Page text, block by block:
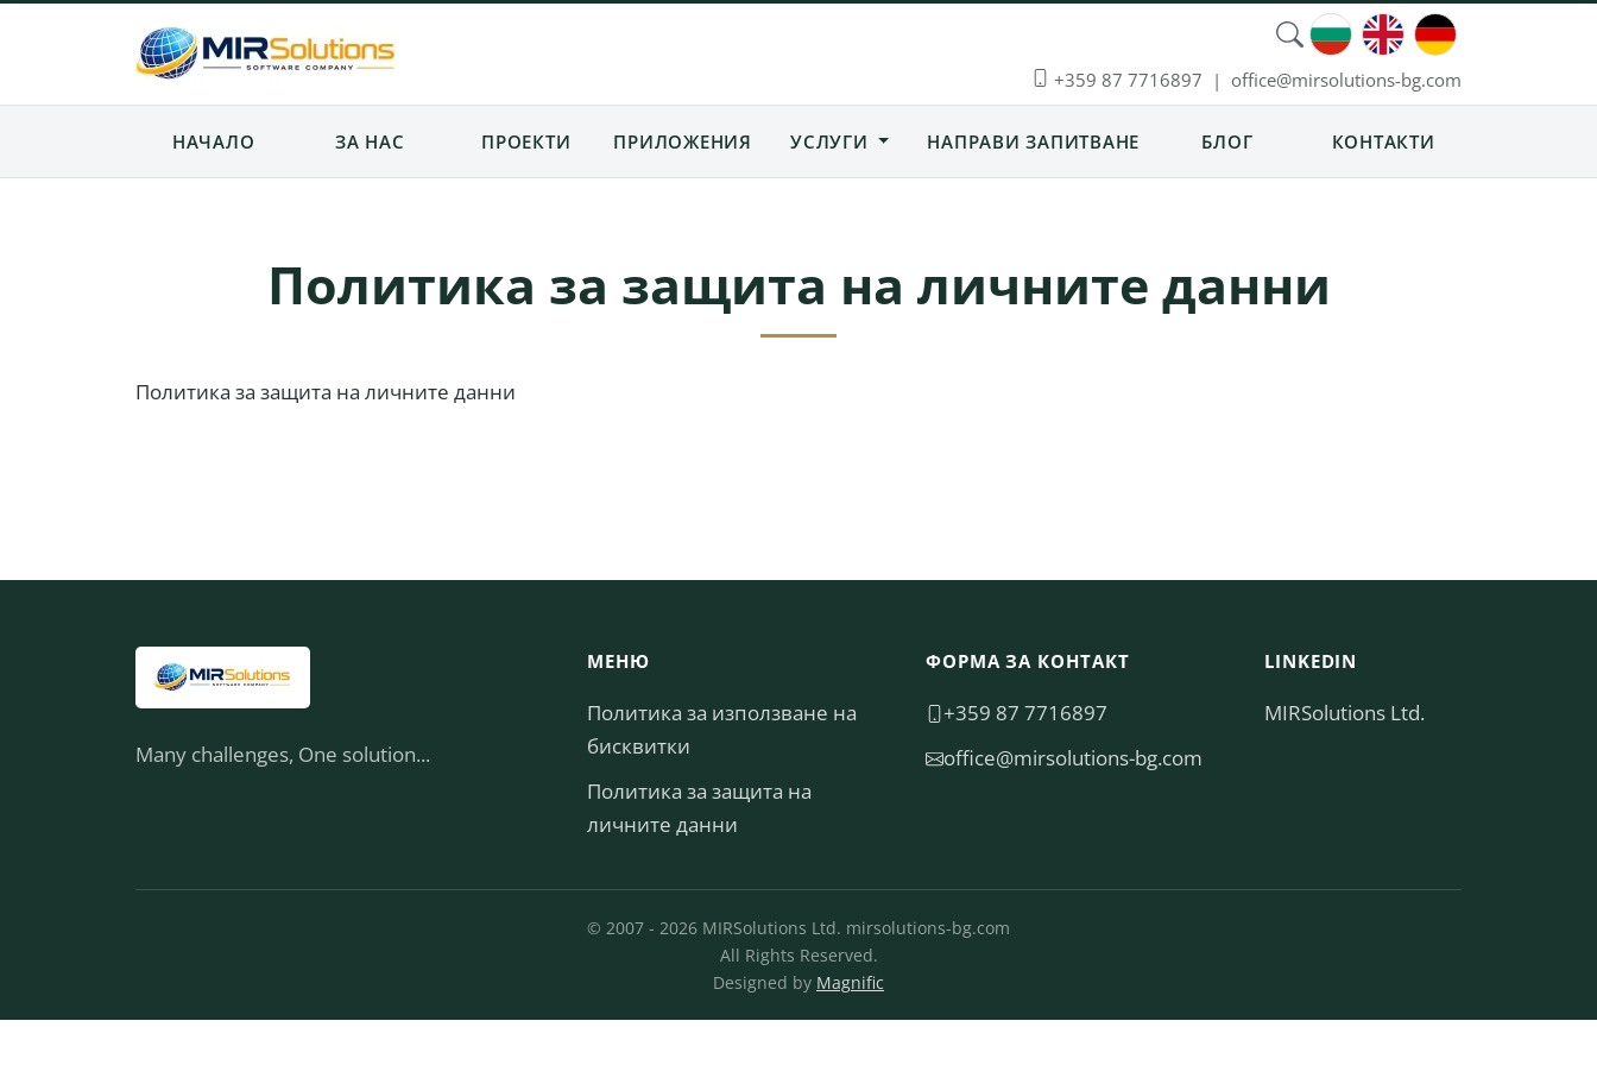
+359 87 7716897 | moc.gb-snoitulosrim@eciffo
НАЧАЛО ЗА НАС ПРОЕКТИ ПРИЛОЖЕНИЯ УСЛУГИ НАПРАВИ ЗАПИТВАНЕ БЛОГ КОНТАКТИ
Политика за защита на личните данни
Политика за защита на личните данни
Many challenges, One solution...
МЕНЮ
Политика за използване на
бисквитки
Политика за защита на
личните данни
ФОРМА ЗА КОНТАКТ
+359 87 7716897
moc.gb-snoitulosrim@eciffo
LINKEDIN
MIRSolutions Ltd.
© 2007 - 2026 MIRSolutions Ltd. mirsolutions-bg.com
All Rights Reserved.
Designed by Magnific